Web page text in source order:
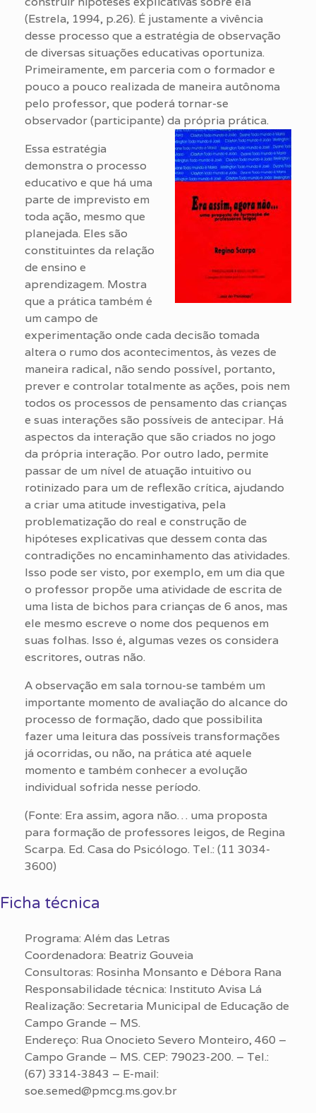
(Estrela, 1994, p.26). É justamente a vivência
desse processo que a estratégia de observação
de diversas situações educativas oportuniza.
Primeiramente, em parceria com o formador e
pouco a pouco realizada de maneira autônoma
pelo professor, que poderá tornar-se
observador (participante) da própria prática.
Essa estratégia
demonstra o processo
educativo e que há uma
parte de imprevisto em
toda ação, mesmo que
planejada. Eles são
constituintes da relação
de ensino e
aprendizagem. Mostra
que a prática também é
um campo de
experimentação onde cada decisão tomada
altera o rumo dos acontecimentos, às vezes de
maneira radical, não sendo possível, portanto,
prever e controlar totalmente as ações, pois nem
todos os processos de pensamento das crianças
e suas interações são possíveis de antecipar. Há
aspectos da interação que são criados no jogo
da própria interação. Por outro lado, permite
passar de um nível de atuação intuitivo ou
rotinizado para um de reflexão crítica, ajudando
a criar uma atitude investigativa, pela
problematização do real e construção de
hipóteses explicativas que dessem conta das
contradições no encaminhamento das atividades.
Isso pode ser visto, por exemplo, em um dia que
o professor propõe uma atividade de escrita de
uma lista de bichos para crianças de 6 anos, mas
ele mesmo escreve o nome dos pequenos em
suas folhas. Isso é, algumas vezes os considera
escritores, outras não.
A observação em sala tornou-se também um
importante momento de avaliação do alcance do
processo de formação, dado que possibilita
fazer uma leitura das possíveis transformações
já ocorridas, ou não, na prática até aquele
momento e também conhecer a evolução
individual sofrida nesse período.
(Fonte: Era assim, agora não… uma proposta
para formação de professores leigos, de Regina
Scarpa. Ed. Casa do Psicólogo. Tel.: (11 3034-
3600)
Ficha técnica
Programa: Além das Letras
Coordenadora: Beatriz Gouveia
Consultoras: Rosinha Monsanto e Débora Rana
Responsabilidade técnica: Instituto Avisa Lá
Realização: Secretaria Municipal de Educação de
Campo Grande – MS.
Endereço: Rua Onocieto Severo Monteiro, 460 –
Campo Grande – MS. CEP: 79023-200. – Tel.:
(67) 3314-3843 – E-mail:
soe.semed@pmcg.ms.gov.br